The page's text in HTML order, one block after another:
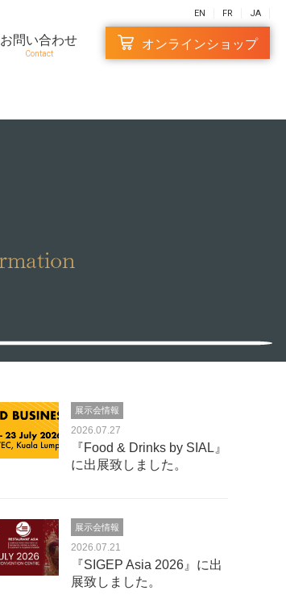
EN FR JA
お問い合わせ
Contact
オンラインショップ
展示会情報
2026.07.27
『Food & Drinks by SIAL』
に出展致しました。
展示会情報
2026.07.21
『SIGEP Asia 2026』に出
展致しました。